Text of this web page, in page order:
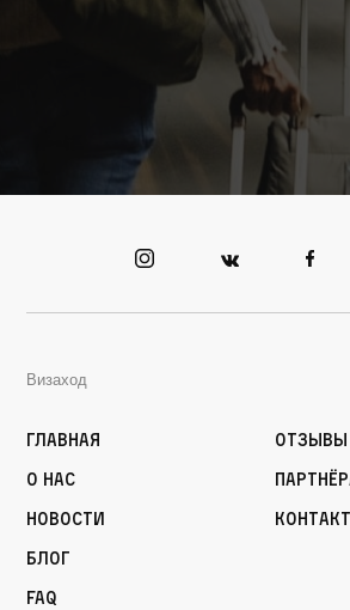
Визаход
Главная
О нас
Новости
Блог
FAQ
Отзывы